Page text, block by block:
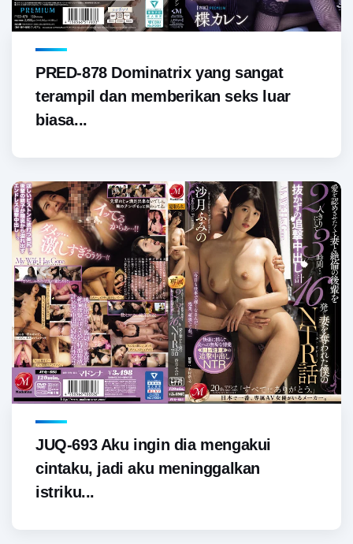
PRED-878 Dominatrix yang sangat
terampil dan memberikan seks luar
biasa...
JUQ-693 Aku ingin dia mengakui
cintaku, jadi aku meninggalkan
istriku...